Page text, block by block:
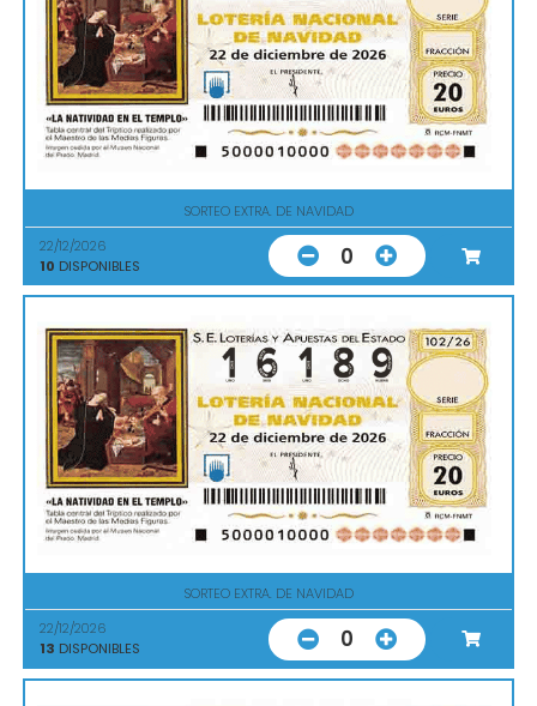
SORTEO EXTRA. DE NAVIDAD
22/12/2026
10 DISPONIBLES 0
SORTEO EXTRA. DE NAVIDAD
22/12/2026
13 DISPONIBLES 0